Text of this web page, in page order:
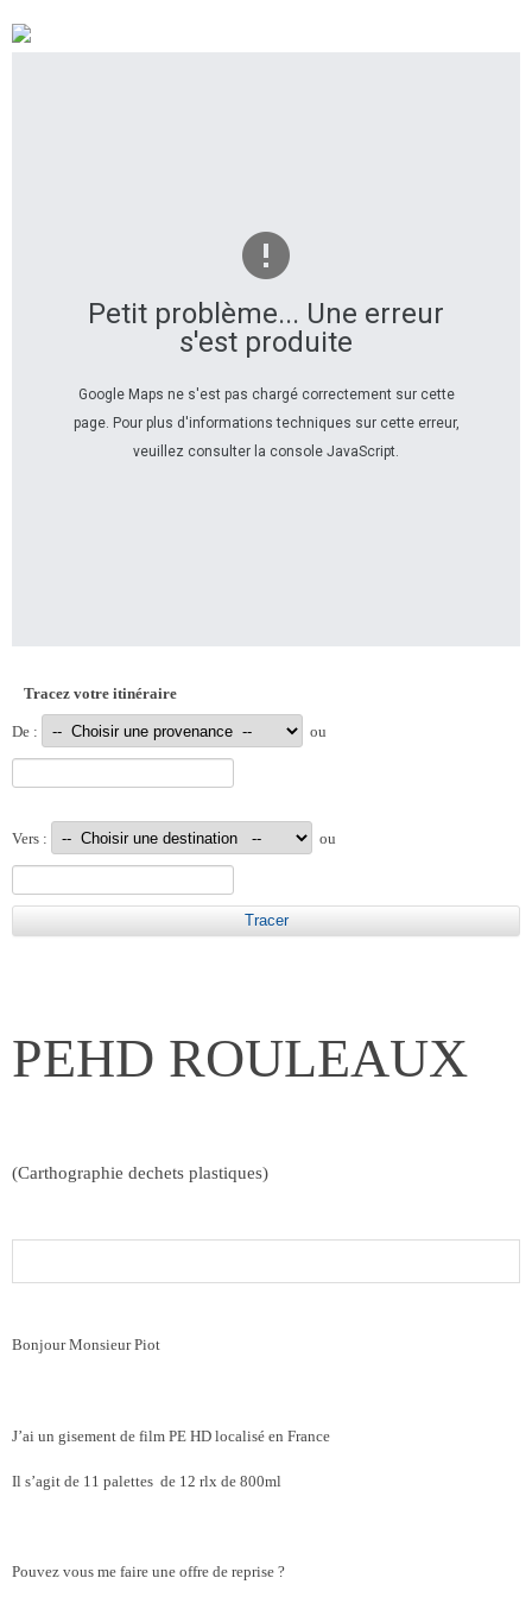
Petit problème... Une erreur
s'est produite
Google Maps ne s'est pas chargé correctement sur cette
page. Pour plus d'informations techniques sur cette erreur,
veuillez consulter la console JavaScript.
Tracez votre itinéraire
De : ou
Vers : ou
PEHD ROULEAUX
(Carthographie dechets plastiques)
Bonjour Monsieur Piot
J’ai un gisement de film PE HD localisé en France
Il s’agit de 11 palettes de 12 rlx de 800ml
Pouvez vous me faire une offre de reprise ?